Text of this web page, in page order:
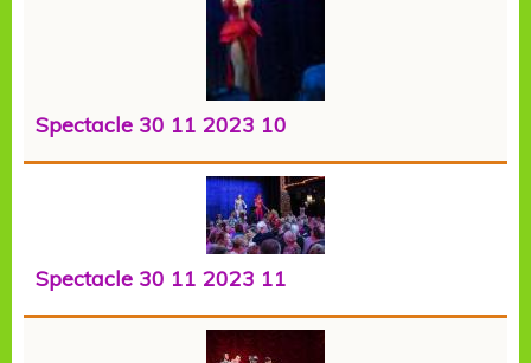
Spectacle 30 11 2023 10
Spectacle 30 11 2023 11